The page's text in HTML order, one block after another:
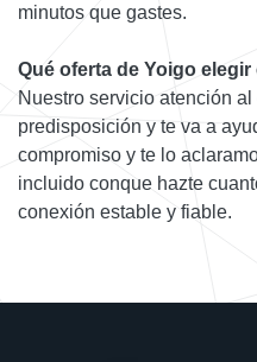
minutos que gastes.
Qué oferta de Yoigo
Nuestro servicio atención
predisposición y te va a
compromiso y te lo
incluido conque hazte
conexión estable y fiable.